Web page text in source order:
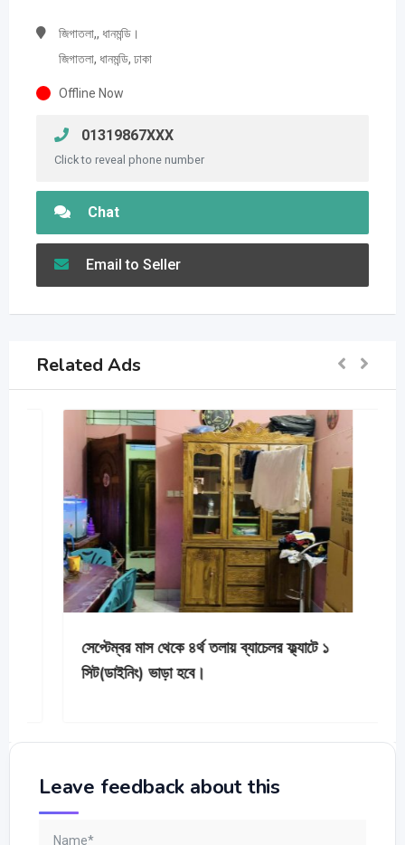
জিগাতলা,, ধানমন্ডি।
জিগাতলা, ধানমন্ডি, ঢাকা
Offline Now
01319867XXX
Click to reveal phone number
Chat
Email to Seller
Related Ads
সেপ্টেম্বর মাস থেকে ৪র্থ তলায় ব্যাচেলর ফ্ল্যাটে ১
সিট(ডাইনিং) ভাড়া হবে।
Leave feedback about this